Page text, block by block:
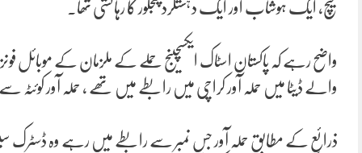
کیچ، ایک ہوشاب اور ایک دہشتگرد پنجگور کا رہائشی تھا۔
واضح رہے کہ پاکستان اسٹاک ایکسچینج حملے کے ملزمان کے موبائل
والے ڈیٹا میں حملہ آور کراچی میں رابطے میں تھے ، حملہ آور
ذرائع کے مطابق حملہ آور جس نمبر سے رابطے میں رہے وہ ڈسٹرک